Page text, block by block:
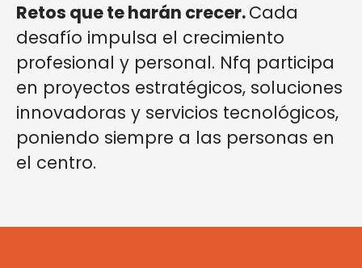
Retos que te harán crecer.Cada
desafío impulsa el crecimiento
profesional y personal. Nfq participa
en proyectos estratégicos, soluciones
innovadoras y servicios tecnológicos,
poniendo siempre a las personas en
el centro.